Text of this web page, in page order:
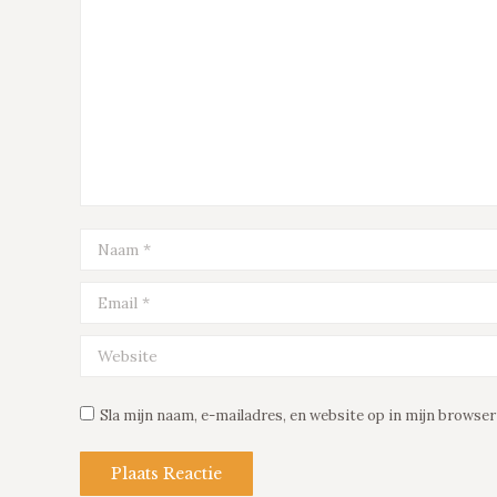
Naam *
Email *
Website
Sla mijn naam, e-mailadres, en website op in mijn
Plaats Reactie